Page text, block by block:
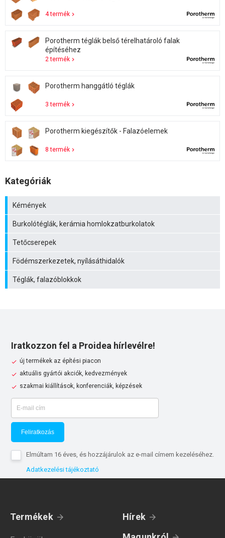
4 termék
Porotherm téglák belső térelhatároló falak
építéséhez
2 termék
Porotherm hanggátló téglák
3 termék
Porotherm kiegészítők - Falazóelemek
8 termék
Kategóriák
Kémények
Burkolótéglák, kerámia homlokzatburkolatok
Tetőcserepek
Födémszerkezetek, nyílásáthidalók
Téglák, falazóblokkok
Iratkozzon fel a Proidea hírlevélre!
új termékek az építési piacon
aktuális gyártói akciók, kedvezmények
szakmai kiállítások, konferenciák, képzések
Feliratkozás
Elmúltam 16 éves, és hozzájárulok az e-mail címem kezeléséhez.
Adatkezelési tájékoztató
Termékek
Hírek